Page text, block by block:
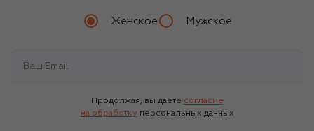
Женское Мужское
Продолжая, вы даете согласие
на обработку персональных данных